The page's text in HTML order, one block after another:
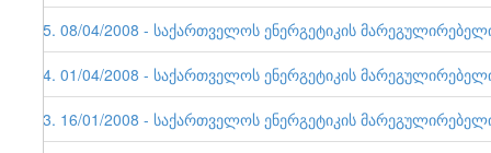
25. 08/04/2008 - საქართველოს ენერგეტიკის
24. 01/04/2008 - საქართველოს ენერგეტიკის
23. 16/01/2008 - საქართველოს ენერგეტიკის